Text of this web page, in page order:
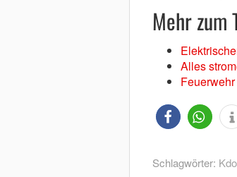
Mehr zum
Alles
Schlagwörter: